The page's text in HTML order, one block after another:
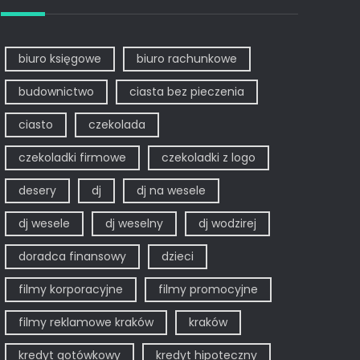
biuro księgowe biuro rachunkowe
budownictwo ciasta bez pieczenia
ciasto czekolada
czekoladki firmowe czekoladki z logo
desery dj dj na wesele
dj wesele dj weselny dj wodzirej
doradca finansowy dzieci
filmy korporacyjne filmy promocyjne
filmy reklamowe kraków kraków
kredyt gotówkowy kredyt hipoteczny